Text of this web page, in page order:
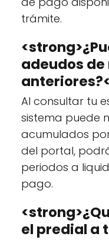
trámite.
adeudos de
Al consultar tu
sistema puede
acumulados
del portal,
periodos a
pago.
el predial a